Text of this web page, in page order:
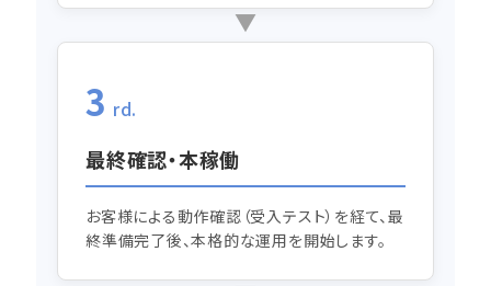
3 rd.
最終確認・本稼働
お客様による動作確認（受入テスト）を経て、最
終準備完了後、本格的な運用を開始します。